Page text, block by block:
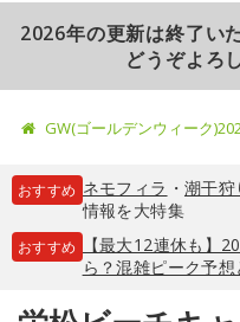
2026年の更新は終了い
どうぞよろ
GW(ゴールデンウィーク
おすすめ ネモフィラ ・ 潮干狩
情報を大特集
おすすめ
【最大12連休も】
ら？混雑ピーク予